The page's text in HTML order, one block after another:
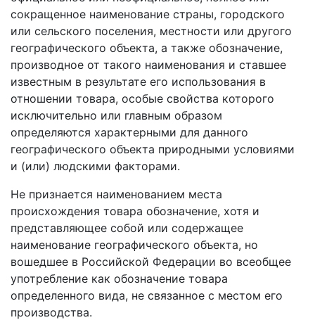
сокращенное наименование страны, городского
или сельского поселения, местности или другого
географического объекта, а также обозначение,
производное от такого наименования и ставшее
известным в результате его использования в
отношении товара, особые свойства которого
исключительно или главным образом
определяются характерными для данного
географического объекта природными условиями
и (или) людскими факторами.
Не признается наименованием места
происхождения товара обозначение, хотя и
представляющее собой или содержащее
наименование географического объекта, но
вошедшее в Российской Федерации во всеобщее
употребление как обозначение товара
определенного вида, не связанное с местом его
производства.